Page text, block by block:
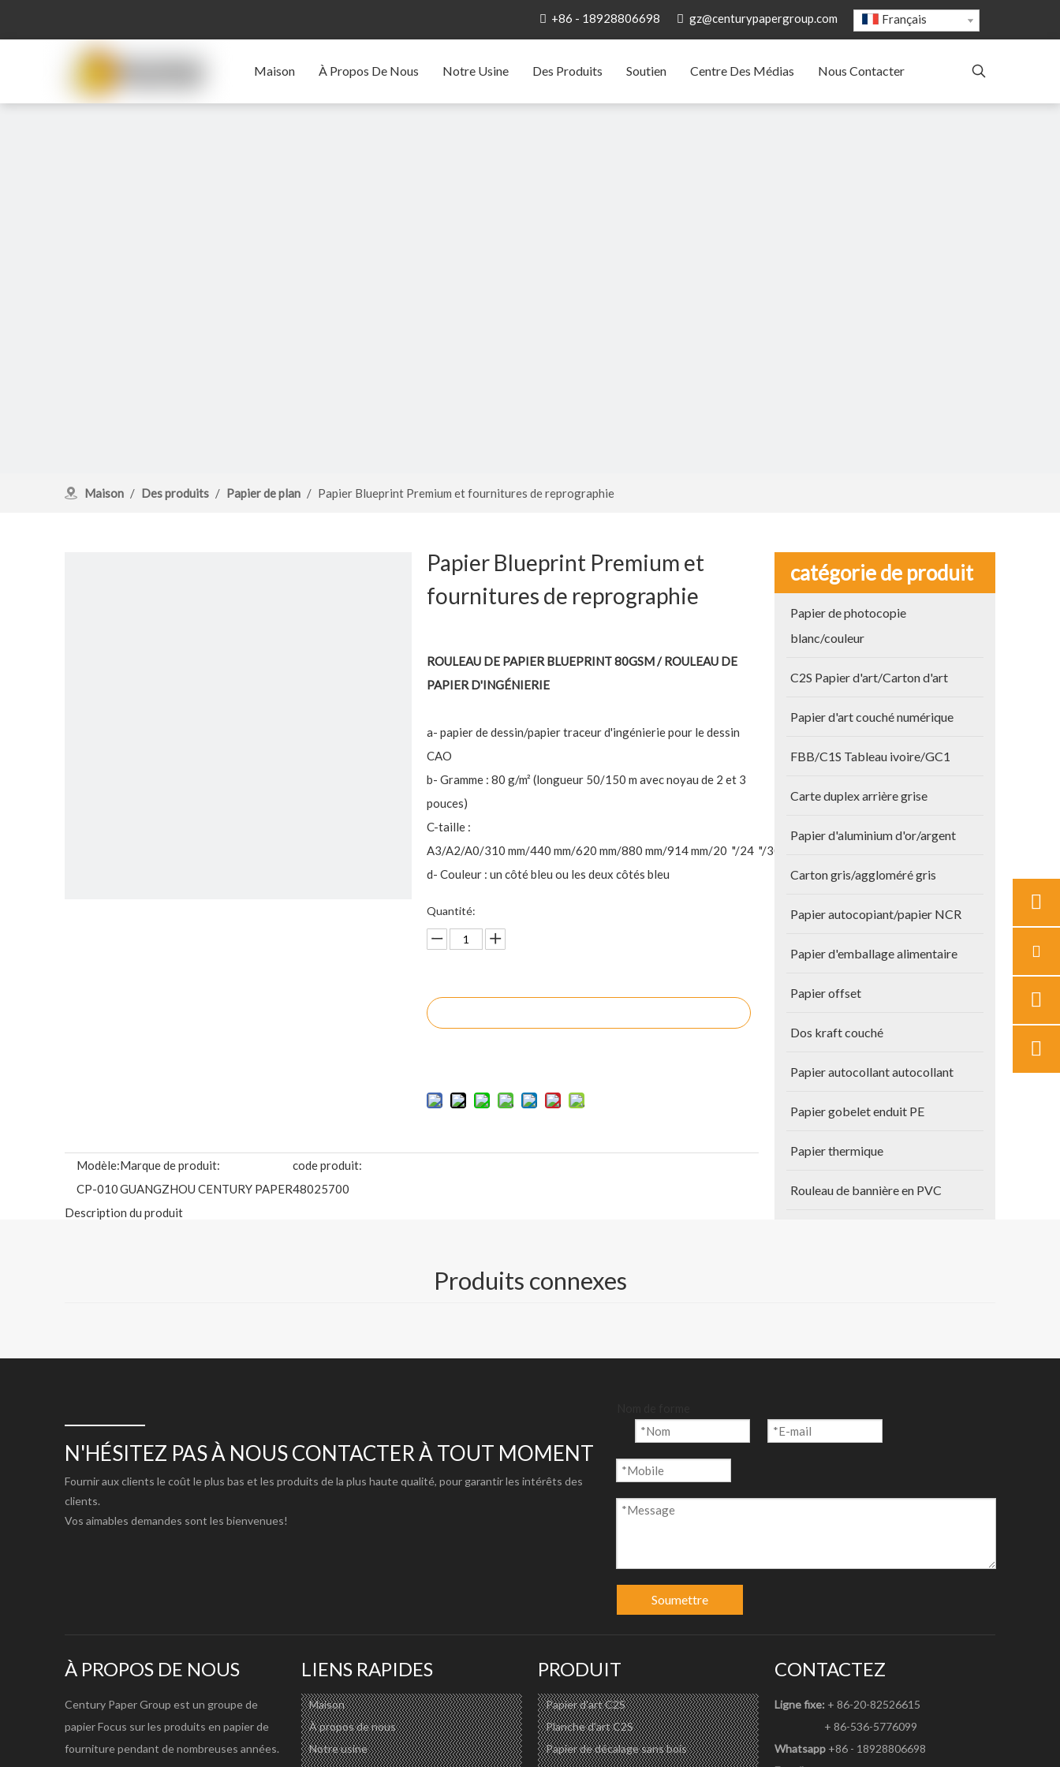
 +86 - 18928806698  gz@centurypapergroup.com Français
Maison À Propos De Nous Notre Usine Des Produits Soutien Centre Des Médias Nous Contacter
Maison / Des produits / Papier de plan / Papier Blueprint Premium et fournitures de reprographie
Papier Blueprint Premium et
fournitures de reprographie
ROULEAU DE PAPIER BLUEPRINT 80GSM / ROULEAU DE
PAPIER D'INGÉNIERIE
a- papier de dessin/papier traceur d'ingénierie pour le dessin
CAO
b- Gramme : 80 g/m² (longueur 50/150 m avec noyau de 2 et 3
pouces)
C-taille :
A3/A2/A0/310 mm/440 mm/620 mm/880 mm/914 mm/20 "/24 "/30 pouces
d- Couleur : un côté bleu ou les deux côtés bleu
Quantité:
Modèle:
CP-010
Marque de produit:
GUANGZHOU CENTURY PAPER
code produit:
48025700
Description du produit
Papier à dessin bleu/papier traceur d'ingénierie/papier à dessin CAO
GUANGZHOU CENTURY PAPER Blueprinting Paper Paper/Papier traceur d'ingénierie/Papier à dessin CAO convient aux traceurs
INFORMATIONS SUR LA SOCIÉTÉ:
Century Paper Groupest un fournisseur de papier bien connu situé en Chine.ayant été dans ce dossier plus de 10 ans, le groupe de
catégorie de produit
Papier de photocopie
blanc/couleur
C2S Papier d'art/Carton d'art
Papier d'art couché numérique
FBB/C1S Tableau ivoire/GC1
Carte duplex arrière grise
Papier d'aluminium d'or/argent
Carton gris/aggloméré gris
Papier autocopiant/papier NCR
Papier d'emballage alimentaire
Papier offset
Dos kraft couché
Papier autocollant autocollant
Papier gobelet enduit PE
Papier thermique
Rouleau de bannière en PVC
Produits connexes
N'HÉSITEZ PAS À NOUS CONTACTER À TOUT MOMENT
Fournir aux clients le coût le plus bas et les produits de la plus haute qualité, pour garantir les intérêts des
clients.
Vos aimables demandes sont les bienvenues!
Soumettre
À PROPOS DE NOUS
Century Paper Group est un groupe de
papier Focus sur les produits en papier de
fourniture pendant de nombreuses années.
LIENS RAPIDES
Maison
À propos de nous
Notre usine
PRODUIT
Papier d'art C2S
Planche d'art C2S
Papier de décalage sans bois
CONTACTEZ
Ligne fixe: + 86-20-82526615
+ 86-536-5776099
Whatsapp +86 - 18928806698